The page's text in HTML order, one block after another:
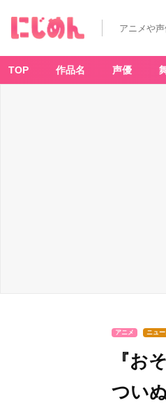
アニメや
TOP 作品名 声優
アニメ ニュ
『お
つい